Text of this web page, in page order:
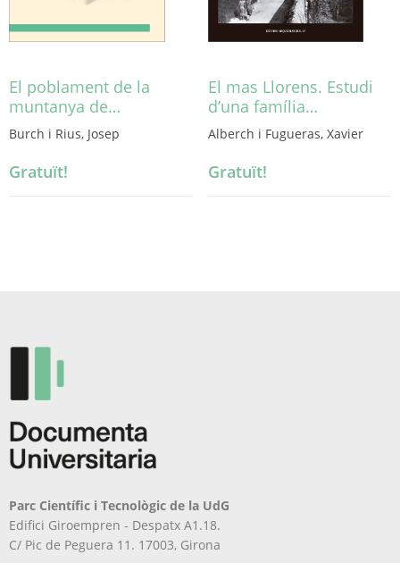
El poblament de la
muntanya de…
Burch i Rius, Josep
Gratuït!
El mas Llorens. Estudi
d’una família…
Alberch i Fugueras, Xavier
Gratuït!
Parc Científic i Tecnològic de la UdG
Edifici Giroempren - Despatx A1.18.
C/ Pic de Peguera 11. 17003, Girona